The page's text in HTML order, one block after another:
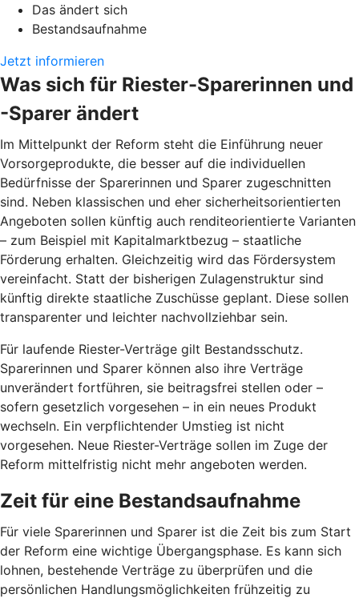
Das ändert sich
Bestandsaufnahme
Jetzt informieren
Was sich für Riester-Sparerinnen und
-Sparer ändert
Im Mittelpunkt der Reform steht die Einführung neuer
Vorsorgeprodukte, die besser auf die individuellen
Bedürfnisse der Sparerinnen und Sparer zugeschnitten
sind. Neben klassischen und eher sicherheitsorientierten
Angeboten sollen künftig auch renditeorientierte Varianten
– zum Beispiel mit Kapitalmarktbezug – staatliche
Förderung erhalten. Gleichzeitig wird das Fördersystem
vereinfacht. Statt der bisherigen Zulagenstruktur sind
künftig direkte staatliche Zuschüsse geplant. Diese sollen
transparenter und leichter nachvollziehbar sein.
Für laufende Riester-Verträge gilt Bestandsschutz.
Sparerinnen und Sparer können also ihre Verträge
unverändert fortführen, sie beitragsfrei stellen oder –
sofern gesetzlich vorgesehen – in ein neues Produkt
wechseln. Ein verpflichtender Umstieg ist nicht
vorgesehen. Neue Riester-Verträge sollen im Zuge der
Reform mittelfristig nicht mehr angeboten werden.
Zeit für eine Bestandsaufnahme
Für viele Sparerinnen und Sparer ist die Zeit bis zum Start
der Reform eine wichtige Übergangsphase. Es kann sich
lohnen, bestehende Verträge zu überprüfen und die
persönlichen Handlungsmöglichkeiten frühzeitig zu